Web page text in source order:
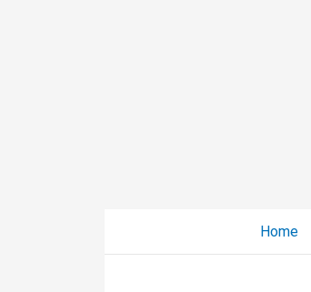
Home